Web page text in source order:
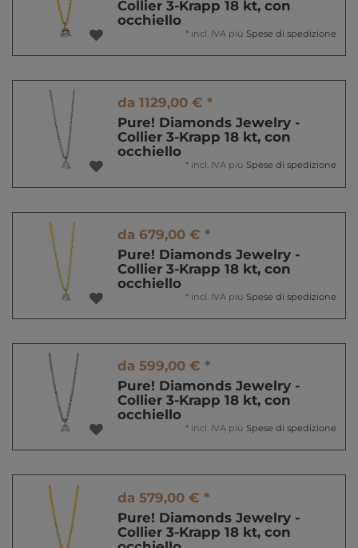
Collier 3-Krapp 18 kt, con
occhiello
* incl. IVA più Spese di spedizione
da 1129,00 € *
Pure! Diamonds Jewelry -
Collier 3-Krapp 18 kt, con
occhiello
* incl. IVA più Spese di spedizione
da 679,00 € *
Pure! Diamonds Jewelry -
Collier 3-Krapp 18 kt, con
occhiello
* incl. IVA più Spese di spedizione
da 599,00 € *
Pure! Diamonds Jewelry -
Collier 3-Krapp 18 kt, con
occhiello
* incl. IVA più Spese di spedizione
da 579,00 € *
Pure! Diamonds Jewelry -
Collier 3-Krapp 18 kt, con